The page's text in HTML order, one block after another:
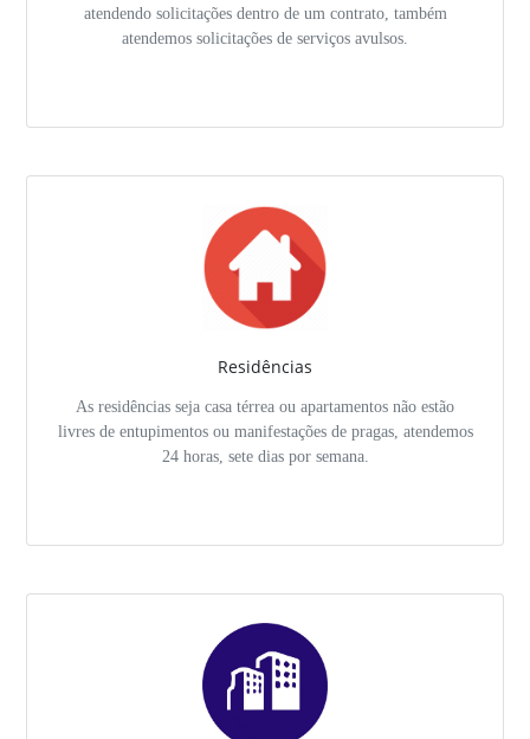
atendendo solicitações dentro de um contrato, também
atendemos solicitações de serviços avulsos.
Residências
As residências seja casa térrea ou apartamentos não estão
livres de entupimentos ou manifestações de pragas, atendemos
24 horas, sete dias por semana.